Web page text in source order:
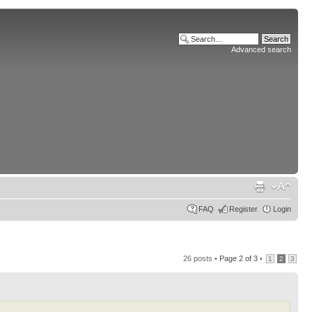
Advanced search
FAQ Register Login
26 posts • Page 2 of 3 • 1 2 3